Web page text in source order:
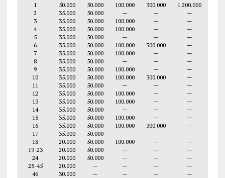
1
2
3
4
5
6
7
8
9
10
11
12
13
14
15
16
17
18
19-23
24
25-45
46
50.000
35.000
35.000
35.000
35.000
35.000
35.000
35.000
35.000
35.000
35.000
35.000
35.000
35.000
35.000
35.000
35.000
20.000
20.000
20.000
20.000
30.000
50.000
50.000
50.000
50.000
50.000
50.000
50.000
50.000
50.000
50.000
50.000
50.000
50.000
50.000
50.000
50.000
50.000
50.000
50.000
50.000
—
—
100.000
—
100.000
100.000
—
100.000
100.000
—
100.000
100.000
—
100.000
100.000
—
100.000
100.000
—
100.000
—
—
—
—
300.000
—
—
—
—
300.000
—
—
—
300.000
—
—
—
—
—
300.000
—
—
—
—
—
—
1.200.000
—
—
—
—
—
—
—
—
—
—
—
—
—
—
—
—
—
—
—
—
—